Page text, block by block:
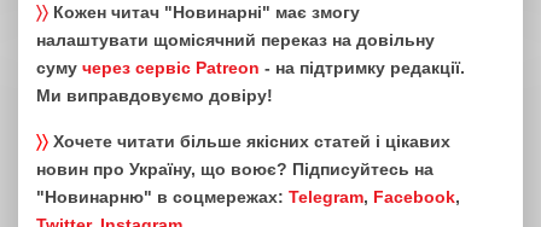
〉〉 Кожен читач "Новинарні" має змогу
налаштувати щомісячний переказ на довільну
суму через сервіс Patreon - на підтримку редакції.
Ми виправдовуємо довіру!
〉〉 Хочете читати більше якісних статей і цікавих
новин про Україну, що воює? Підписуйтесь на
"Новинарню" в соцмережах: Telegram, Facebook,